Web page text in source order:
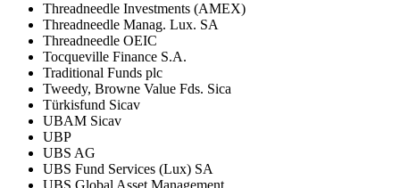
Threadneedle Investments (AMEX)
Threadneedle Manag. Lux. SA
Threadneedle OEIC
Tocqueville Finance S.A.
Traditional Funds plc
Tweedy, Browne Value Fds. Sica
Türkisfund Sicav
UBAM Sicav
UBP
UBS AG
UBS Fund Services (Lux) SA
UBS Global Asset Management